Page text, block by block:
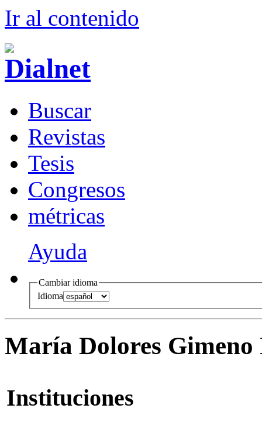
Ir al contenido
Buscar
Revistas
Tesis
Congresos
métricas
Ayuda
Cambiar idioma
Idioma
María Dolores Gimeno
Instituciones